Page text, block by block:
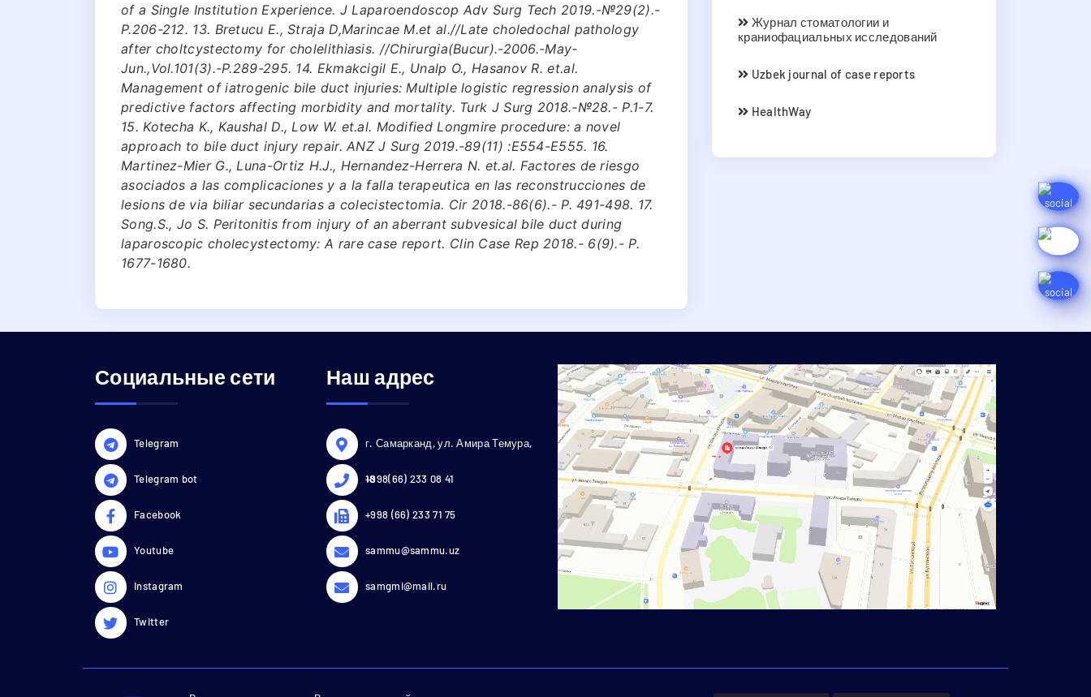
of a Single Institution Experience. J Laparoendoscop Adv Surg Tech 2019.-№29(2).-
Р.206-212. 13. Bretucu E., Straja D,Marincae M.et al.//Late choledochal pathology
after choltcystectomy for cholelithiasis. //Chirurgia(Bucur).-2006.-May-
Jun.,Vol.101(3).-Р.289-295. 14. Ekmakcigil E., Unalp O., Hasanov R. et.al.
Management of iatrogenic bile duct injuries: Multiple logistic regression analysis of
predictive factors affecting morbidity and mortality. Turk J Surg 2018.-№28.- Р.1-7.
15. Kotecha K., Kaushal D., Low W. et.al. Modified Longmire procedure: a novel
approach to bile duct injury repair. ANZ J Surg 2019.-89(11) :E554-E555. 16.
Martinez-Mier G., Luna-Ortiz H.J., Hernandez-Herrera N. et.al. Factores de riesgo
asociados a las complicaciones y a la falla terapeutica en las reconstrucciones de
lesions de via biliar secundarias a colecistectomia. Cir 2018.-86(6).- Р. 491-498. 17.
Song.S., Jo S. Peritonitis from injury of an aberrant subvesical bile duct during
laparoscopic cholecystectomy: A rare case report. Clin Case Rep 2018.- 6(9).- Р.
1677-1680.
Журнал стоматологии и
краниофациальных исследований
Uzbek journal of case reports
HealthWay
Социальные сети
Telegram
Telegram bot
Facebook
Youtube
Instagram
Twitter
Наш адрес
г. Самарканд, ул. Амира Темура,
18
+998(66) 233 08 41
+998 (66) 233 71 75
sammu@sammu.uz
samgmi@mail.ru